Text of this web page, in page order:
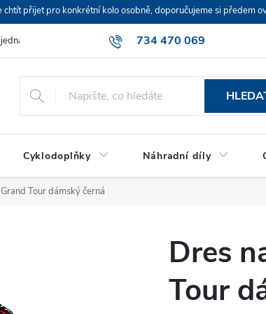
přijet pro konkrétní kolo osobně, doporučujeme si předem
734 470 069
Cyklodoplňky Náhradní díly
Tour dámský černá
Dres
Tour